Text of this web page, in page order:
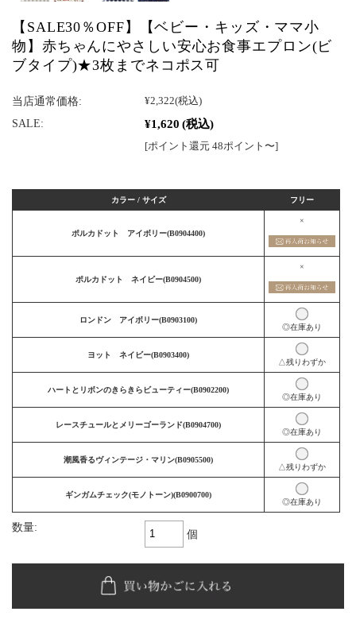
【SALE30％OFF】【ベビー・キッズ・ママ小
物】赤ちゃんにやさしい安心お食事エプロン(ビ
ブタイプ)★3枚までネコポス可
当店通常価格: ¥2,322(税込)
SALE: ¥1,620 (税込)
[ポイント還元 48ポイント〜]
カラー / サイズ フリー
ポルカドット アイボリー(B0904400)
×
ポルカドット ネイビー(B0904500)
×
ロンドン アイボリー(B0903100)
◎在庫あり
ヨット ネイビー(B0903400)
△残りわずか
ハートとリボンのきらきらビューティー(B0902200)
◎在庫あり
レースチュールとメリーゴーランド(B0904700)
◎在庫あり
潮風香るヴィンテージ・マリン(B0905500)
△残りわずか
ギンガムチェック(モノトーン)(B0900700)
◎在庫あり
数量:
個